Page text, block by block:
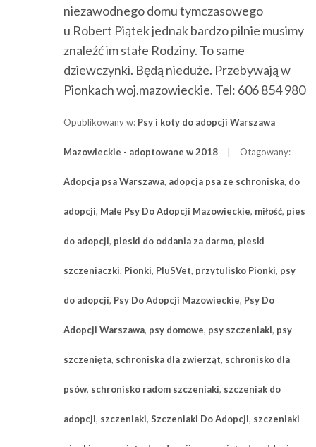
niezawodnego domu tymczasowego
u Robert Piątek jednak bardzo pilnie musimy
znaleźć im stałe Rodziny. To same
dziewczynki. Będą nieduże. Przebywają w
Pionkach woj.mazowieckie. Tel: 606 854 980
Opublikowany w: Psy i koty do adopcji Warszawa
Mazowieckie - adoptowane w 2018 Otagowany:
Adopcja psa Warszawa, adopcja psa ze schroniska, do
adopcji, Małe Psy Do Adopcji Mazowieckie, miłość, pies
do adopcji, pieski do oddania za darmo, pieski
szczeniaczki, Pionki, PluSVet, przytulisko Pionki, psy
do adopcji, Psy Do Adopcji Mazowieckie, Psy Do
Adopcji Warszawa, psy domowe, psy szczeniaki, psy
szczenięta, schroniska dla zwierząt, schronisko dla
psów, schronisko radom szczeniaki, szczeniak do
adopcji, szczeniaki, Szczeniaki Do Adopcji, szczeniaki